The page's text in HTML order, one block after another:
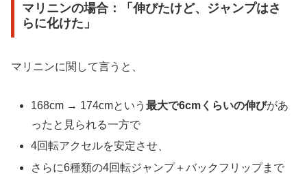
マリニンの場合：「伸びたけど、ジャンプはさ
らに化けた」
マリニンに関して言うと、
168cm → 174cmという最大で6cmくらいの伸びがあ
ったと見られる一方で
4回転アクセルを安定させ、
さらに6種類の4回転ジャンプ＋バックフリップまで